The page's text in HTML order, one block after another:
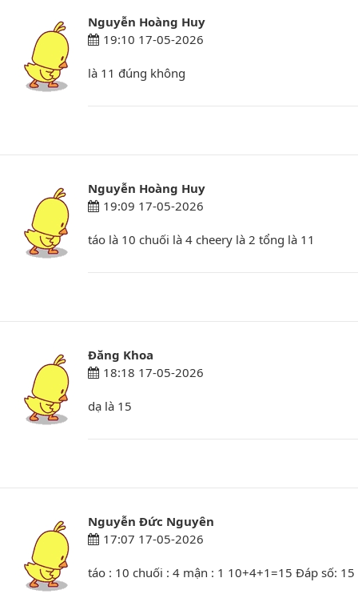
Nguyễn Hoàng Huy
19:10 17-05-2026
là 11 đúng không
Nguyễn Hoàng Huy
19:09 17-05-2026
táo là 10 chuối là 4 cheery là 2 tổng là 11
Đăng Khoa
18:18 17-05-2026
dạ là 15
Nguyễn Đức Nguyên
17:07 17-05-2026
táo : 10 chuối : 4 mận : 1 10+4+1=15 Đáp số: 15